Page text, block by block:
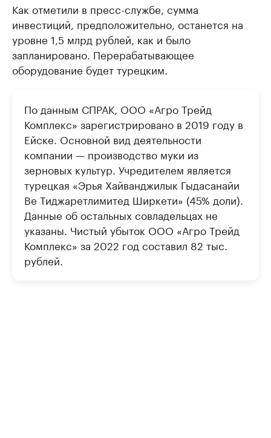
Как отметили в пресс-службе, сумма
инвестиций, предположительно, останется на
уровне 1,5 млрд рублей, как и было
запланировано. Перерабатывающее
оборудование будет турецким.
По данным СПРАК, ООО «Агро Трейд
Комплекс» зарегистрировано в 2019 году в
Ейске. Основной вид деятельности
компании — производство муки из
зерновых культур. Учредителем является
турецкая «Эрья Хайванджилык Гыдасанайи
Ве Тиджаретлимитед Ширкети» (45% доли).
Данные об остальных совладельцах не
указаны. Чистый убыток ООО «Агро Трейд
Комплекс» за 2022 год составил 82 тыс.
рублей.